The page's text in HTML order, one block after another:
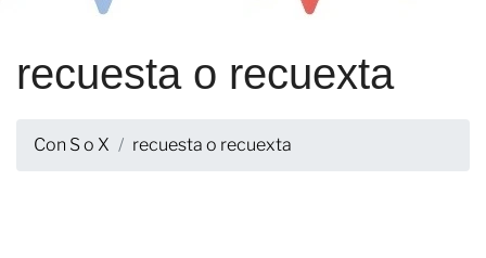
recuesta o recuexta
Con S o X recuesta o recuexta